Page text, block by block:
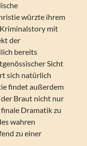
würzte ihrem
mit
der
bereits
Sicht
sich natürlich
findet außerdem
der Braut nicht nur
Dramatik zu
wahren
zu einer